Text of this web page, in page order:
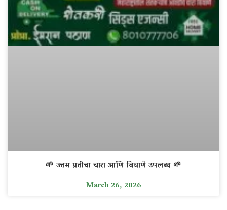
🌱 उत्तम प्रतीचा चारा आणि बियाणे उपलब्ध 🌱
March 26, 2026